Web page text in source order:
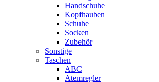
Handschuhe
Kopfhauben
Schuhe
Socken
Zubehör
Sonstige
Taschen
ABC
Atemregler